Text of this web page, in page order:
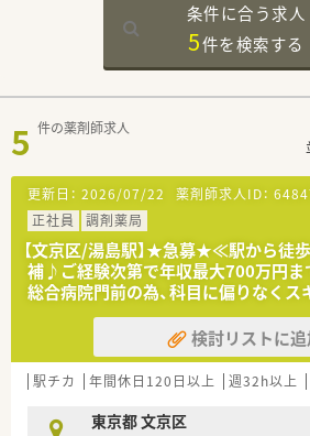
条件に合う求人
5件を検索する
5 件の薬剤師求人
更新日： 2026/07/22 薬剤師求人ID：
正社員
調剤薬局
【文京区/湯島駅】★急募★≪駅から徒
補♪ご経験次第で年収最大700万円
総合病院門前の為、科目に偏りなく
検討リストに追
駅チカ 年間休日120日以上 週32h以上
東京都 文京区